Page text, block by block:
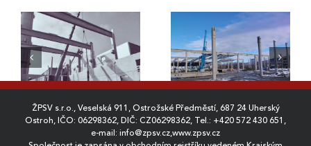
Mikulov – Industrial
Zone
Billa Libochovice
2024
ŽPSV s.r.o., Veselská 911, Ostrožské Předměstí, 687 24 Uherský
Ostroh, IČO: 06298362, DIČ: CZ06298362, Tel.: +420 572 430 651 ,
e-mail: info@zpsv.cz,www.zpsv.cz